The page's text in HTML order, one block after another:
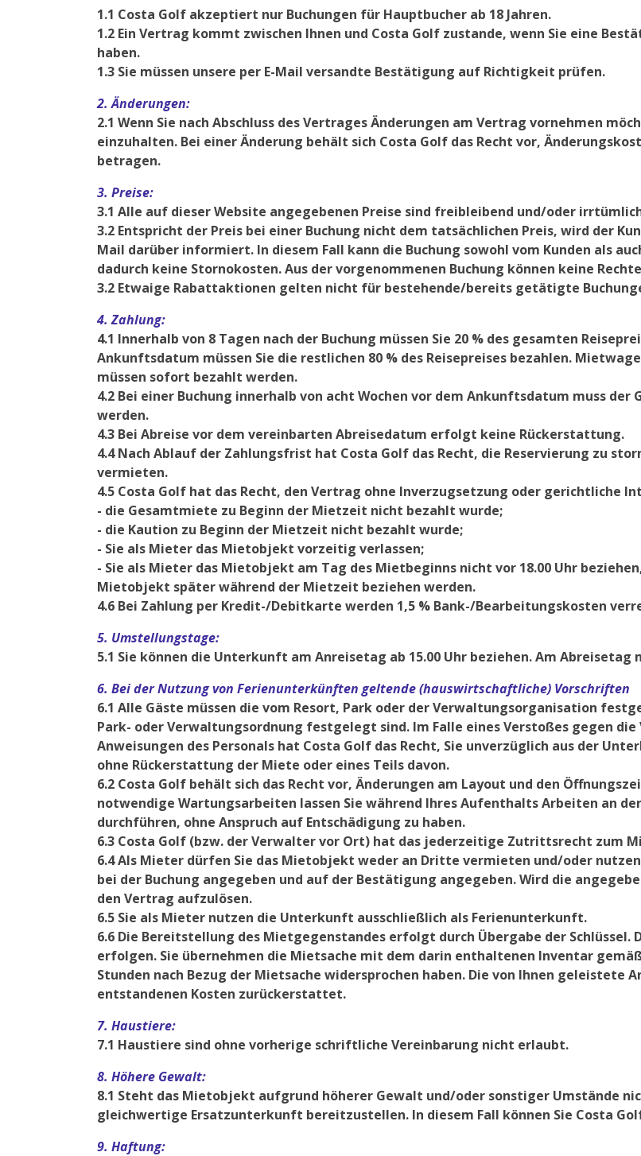
1.1 Costa Golf akzeptiert nur Buchungen für Hauptbucher ab 18 Jahren.
1.2 Ein Vertrag kommt zwischen Ihnen und Costa Golf zustande, wenn Sie eine
haben.
1.3 Sie müssen unsere per E-Mail versandte Bestätigung auf Richtigkeit prüfen.
2. Änderungen:
2.1 Wenn Sie nach Abschluss des Vertrages Änderungen am Vertrag vornehmen
einzuhalten. Bei einer Änderung behält sich Costa Golf das Recht vor,
betragen.
3. Preise:
3.1 Alle auf dieser Website angegebenen Preise sind freibleibend und/oder
3.2 Entspricht der Preis bei einer Buchung nicht dem tatsächlichen Preis, wird der
Mail darüber informiert. In diesem Fall kann die Buchung sowohl vom Kunden als
dadurch keine Stornokosten. Aus der vorgenommenen Buchung können keine
3.2 Etwaige Rabattaktionen gelten nicht für bestehende/bereits getätigte
4. Zahlung:
4.1 Innerhalb von 8 Tagen nach der Buchung müssen Sie 20 % des gesamten
Ankunftsdatum müssen Sie die restlichen 80 % des Reisepreises bezahlen.
müssen sofort bezahlt werden.
4.2 Bei einer Buchung innerhalb von acht Wochen vor dem Ankunftsdatum muss
werden.
4.3 Bei Abreise vor dem vereinbarten Abreisedatum erfolgt keine Rückerstattung.
4.4 Nach Ablauf der Zahlungsfrist hat Costa Golf das Recht, die Reservierung zu
vermieten.
4.5 Costa Golf hat das Recht, den Vertrag ohne Inverzugsetzung oder gerichtliche
- die Gesamtmiete zu Beginn der Mietzeit nicht bezahlt wurde;
- die Kaution zu Beginn der Mietzeit nicht bezahlt wurde;
- Sie als Mieter das Mietobjekt vorzeitig verlassen;
- Sie als Mieter das Mietobjekt am Tag des Mietbeginns nicht vor 18.00 Uhr
Mietobjekt später während der Mietzeit beziehen werden.
4.6 Bei Zahlung per Kredit-/Debitkarte werden 1,5 % Bank-/Bearbeitungskosten
5. Umstellungstage:
5.1 Sie können die Unterkunft am Anreisetag ab 15.00 Uhr beziehen. Am Abreisetag
6. Bei der Nutzung von Ferienunterkünften geltende (hauswirtschaftliche) Vorschriften
6.1 Alle Gäste müssen die vom Resort, Park oder der Verwaltungsorganisation
Park- oder Verwaltungsordnung festgelegt sind. Im Falle eines Verstoßes gegen
Anweisungen des Personals hat Costa Golf das Recht, Sie unverzüglich aus der
ohne Rückerstattung der Miete oder eines Teils davon.
6.2 Costa Golf behält sich das Recht vor, Änderungen am Layout und den
notwendige Wartungsarbeiten lassen Sie während Ihres Aufenthalts Arbeiten an
durchführen, ohne Anspruch auf Entschädigung zu haben.
6.3 Costa Golf (bzw. der Verwalter vor Ort) hat das jederzeitige Zutrittsrecht zum
6.4 Als Mieter dürfen Sie das Mietobjekt weder an Dritte vermieten und/oder
bei der Buchung angegeben und auf der Bestätigung angegeben. Wird die
den Vertrag aufzulösen.
6.5 Sie als Mieter nutzen die Unterkunft ausschließlich als Ferienunterkunft.
6.6 Die Bereitstellung des Mietgegenstandes erfolgt durch Übergabe der Schlüssel.
erfolgen. Sie übernehmen die Mietsache mit dem darin enthaltenen Inventar
Stunden nach Bezug der Mietsache widersprochen haben. Die von Ihnen geleistete
entstandenen Kosten zurückerstattet.
7. Haustiere:
7.1 Haustiere sind ohne vorherige schriftliche Vereinbarung nicht erlaubt.
8. Höhere Gewalt:
8.1 Steht das Mietobjekt aufgrund höherer Gewalt und/oder sonstiger Umstände
gleichwertige Ersatzunterkunft bereitzustellen. In diesem Fall können Sie Costa
9. Haftung: